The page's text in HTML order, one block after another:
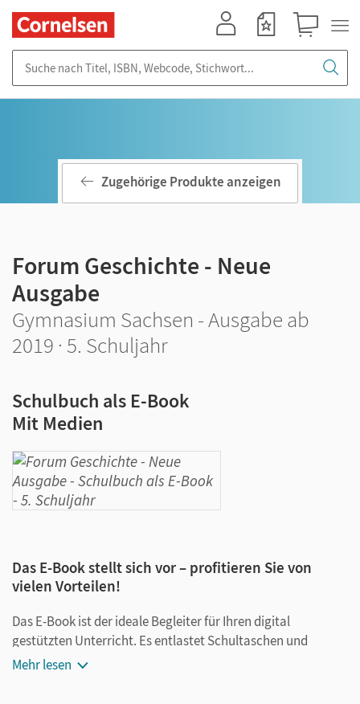
Zugehörige Produkte anzeigen
Forum Geschichte - Neue
Ausgabe
Gymnasium Sachsen - Ausgabe ab
2019 · 5. Schuljahr
Schulbuch als E-Book
Mit Medien
Das E-Book stellt sich vor – profitieren Sie von
vielen Vorteilen!
Das E-Book ist der ideale Begleiter für Ihren digital
gestützten Unterricht. Es entlastet Schultaschen und
Rucksäcke und ist jederzeit unkompliziert verfügbar.
Mehr lesen